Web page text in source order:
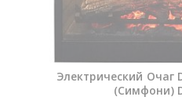
Электрический Очаг
(Симфони)